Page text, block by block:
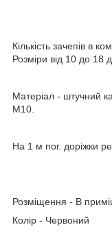
Кількість зачепів в
Розміри від 10 до 18
Матеріал - штучний
М10.
На 1 м пог. доріжки
Розміщення - В
Колір - Червоний